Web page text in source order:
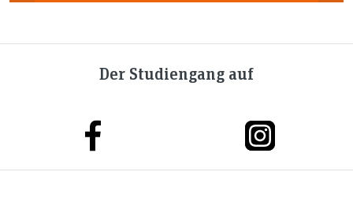
Der Studiengang auf